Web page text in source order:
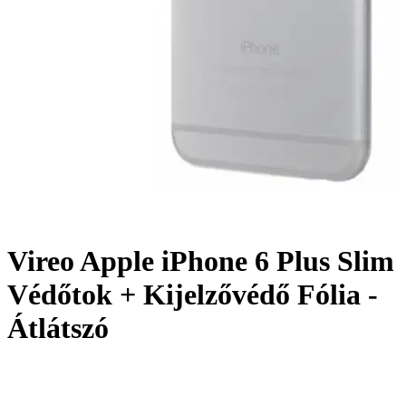
Vireo Apple iPhone 6 Plus Slim
Védőtok + Kijelzővédő Fólia -
Átlátszó